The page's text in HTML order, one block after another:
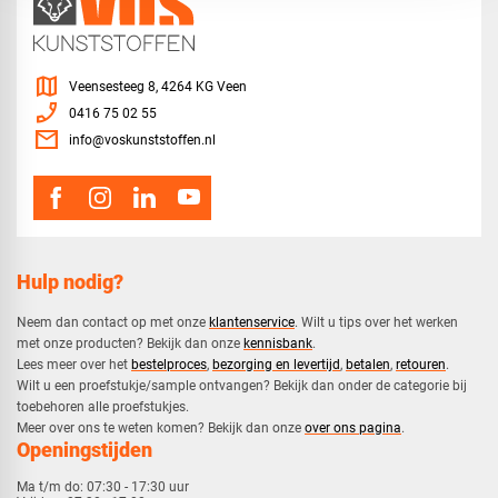
Hulp nodig?
Neem dan contact op met onze klantenservice. Wilt u tips over het werken
met onze producten? Bekijk dan onze kennisbank.
​Lees meer over het bestelproces, bezorging en levertijd, betalen, retouren.​
​Wilt u een proefstukje/sample ontvangen? Bekijk dan onder de categorie bij
toebehoren alle proefstukjes.
​​Meer over ons te weten komen? Bekijk dan onze over ons pagina.
Openingstijden
Ma t/m do: 07:30 - 17:30 uur
map Veensesteeg 8, 4264 KG Veen
phone_enabled 0416 75 02 55
mail info@voskunststoffen.nl